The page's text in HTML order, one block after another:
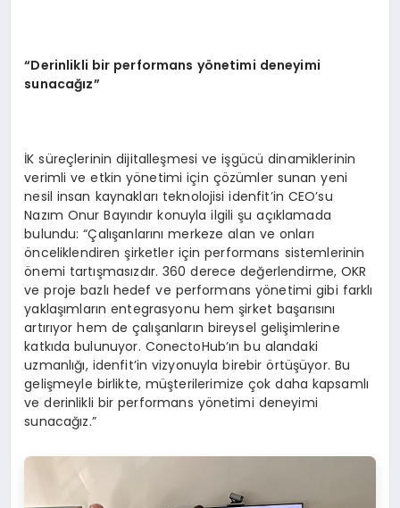
“Derinlikli bir performans yönetimi deneyimi
sunacağız”
İK süreçlerinin dijitalleşmesi ve işgücü dinamiklerinin
verimli ve etkin yönetimi için çözümler sunan yeni
nesil insan kaynakları teknolojisi idenfit’in CEO’su
Nazım Onur Bayındır konuyla ilgili şu açıklamada
bulundu: “Çalışanlarını merkeze alan ve onları
önceliklendiren şirketler için performans sistemlerinin
önemi tartışmasızdır. 360 derece değerlendirme, OKR
ve proje bazlı hedef ve performans yönetimi gibi farklı
yaklaşımların entegrasyonu hem şirket başarısını
artırıyor hem de çalışanların bireysel gelişimlerine
katkıda bulunuyor. ConectoHub’ın bu alandaki
uzmanlığı, idenfit’in vizyonuyla birebir örtüşüyor. Bu
gelişmeyle birlikte, müşterilerimize çok daha kapsamlı
ve derinlikli bir performans yönetimi deneyimi
sunacağız.”